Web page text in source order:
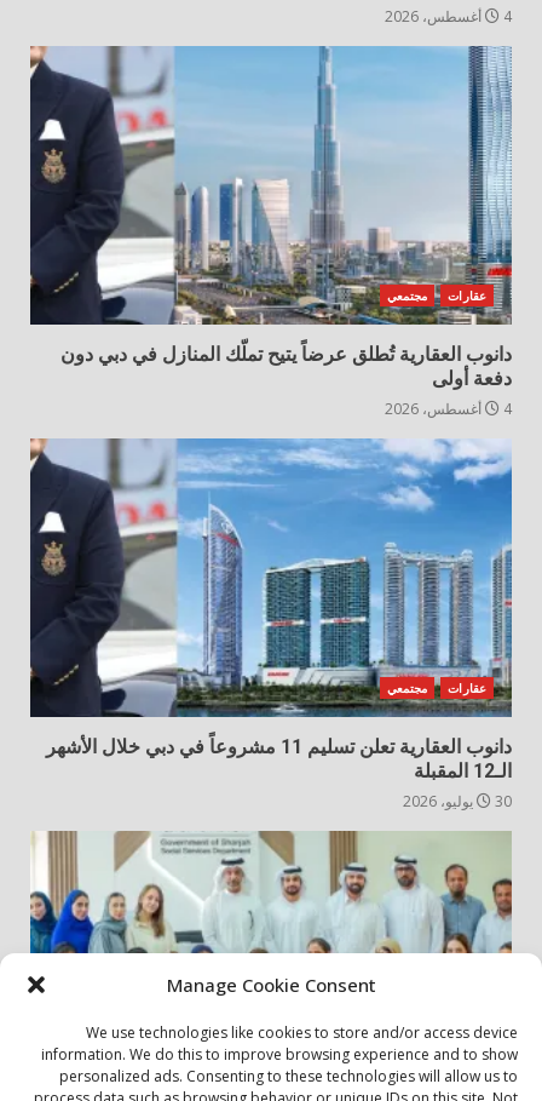
Manage Cookie Consent
We use technologies like cookies to store and/or access device
information. We do this to improve browsing experience and to show
personalized ads. Consenting to these technologies will allow us to
4 أغسطس، 2026
عقارات مجتمعي
دانوب العقارية تُطلق عرضاً يتيح تملّك المنازل في دبي دون
دفعة أولى
4 أغسطس، 2026
عقارات مجتمعي
دانوب العقارية تعلن تسليم 11 مشروعاً في دبي خلال الأشهر
الـ12 المقبلة
30 يوليو، 2026
أخبار المجتمع مجتمعي